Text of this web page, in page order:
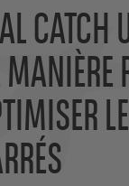
CATCH